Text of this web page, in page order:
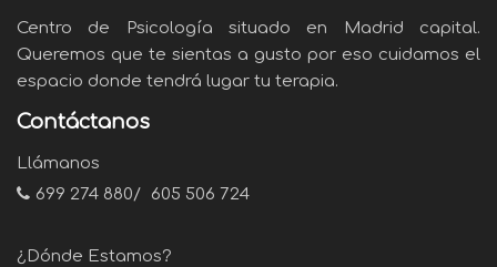
Centro de Psicología situado en Madrid capital.
Queremos que te sientas a gusto por eso cuidamos el
espacio donde tendrá lugar tu terapia.
Contáctanos
Llámanos
699 274 880/ 605 506 724
¿Dónde Estamos?